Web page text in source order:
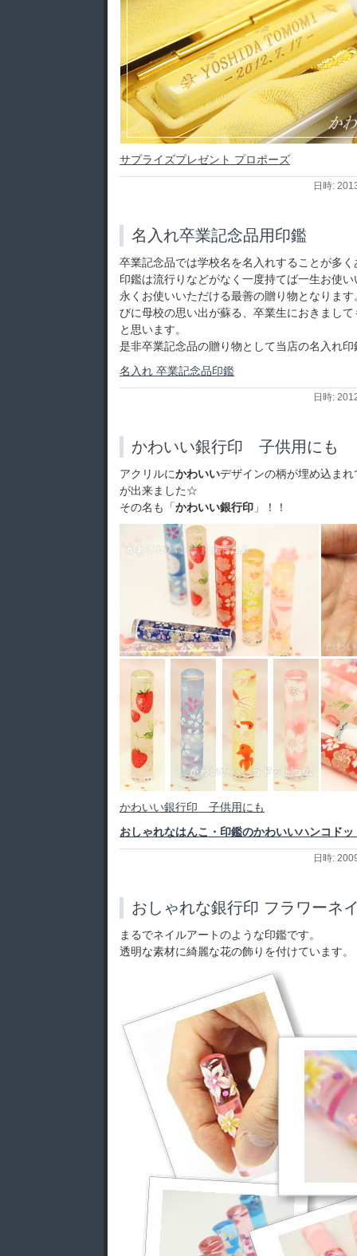
サプライズプレゼント プロポーズ
日時:
名入れ卒業記念品用印鑑
卒業記念品では学校名を名入れすることが多く
印鑑は流行りなどがなく一度持てば一生お使
永くお使いいただける最善の贈り物となりま
びに母校の思い出が蘇る、卒業生におきまし
と思います。
是非卒業記念品の贈り物として当店の名入れ
名入れ 卒業記念品印鑑
日時:
かわいい銀行印 子供用にも
アクリルにかわいいデザインの柄が埋め込ま
が出来ました☆
その名も「かわいい銀行印 」！！
かわいい銀行印 子供用にも
おしゃれなはんこ・印鑑のかわいいハンコドッ
日時:
おしゃれな銀行印 フラワーネ
まるでネイルアートのような印鑑です。
透明な素材に綺麗な花の飾りを付けています。